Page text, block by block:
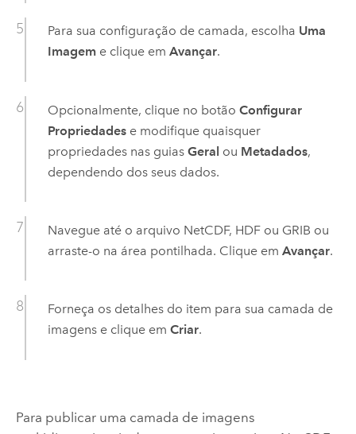
Para sua configuração de camada, escolha Uma
Imageme clique em Avançar.
Opcionalmente, clique no botão Configurar
Propriedadese modifique quaisquer
propriedades nas guias Geral ou Metadados,
dependendo dos seus dados.
Navegue até o arquivo NetCDF, HDF ou GRIB ou
arraste-o na área pontilhada. Clique em Avançar.
Forneça os detalhes do item para sua camada de
imagens e clique em Criar.
Para publicar uma camada de imagens